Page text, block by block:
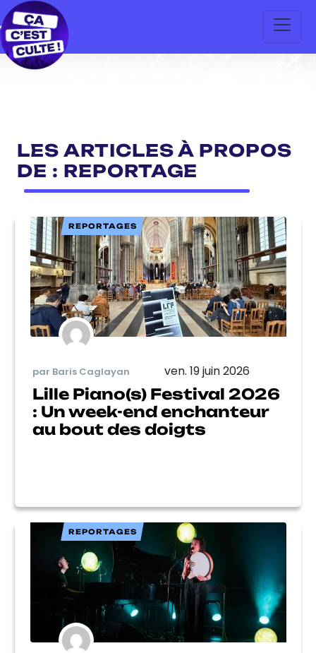
LES ARTICLES À PROPOS
DE : REPORTAGE
REPORTAGES
par Baris Caglayan ven. 19 juin 2026
Lille Piano(s) Festival 2026
: Un week-end enchanteur
au bout des doigts
REPORTAGES